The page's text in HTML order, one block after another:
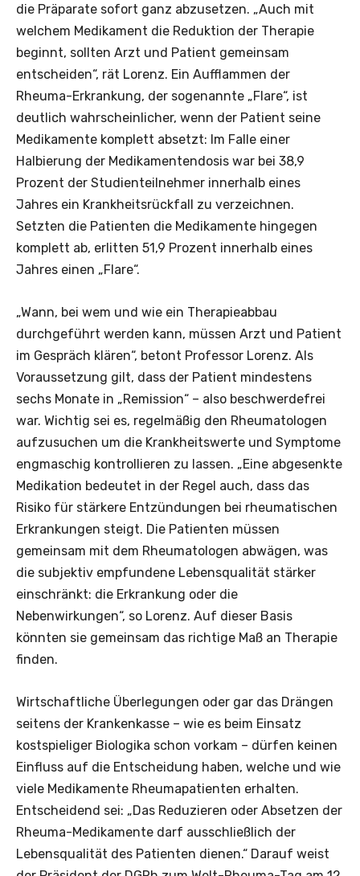
die Präparate sofort ganz abzusetzen. „Auch mit
welchem Medikament die Reduktion der Therapie
beginnt, sollten Arzt und Patient gemeinsam
entscheiden“, rät Lorenz. Ein Aufflammen der
Rheuma-Erkrankung, der sogenannte „Flare“, ist
deutlich wahrscheinlicher, wenn der Patient seine
Medikamente komplett absetzt: Im Falle einer
Halbierung der Medikamentendosis war bei 38,9
Prozent der Studienteilnehmer innerhalb eines
Jahres ein Krankheitsrückfall zu verzeichnen.
Setzten die Patienten die Medikamente hingegen
komplett ab, erlitten 51,9 Prozent innerhalb eines
Jahres einen „Flare“.
„Wann, bei wem und wie ein Therapieabbau
durchgeführt werden kann, müssen Arzt und Patient
im Gespräch klären“, betont Professor Lorenz. Als
Voraussetzung gilt, dass der Patient mindestens
sechs Monate in „Remission“ – also beschwerdefrei
war. Wichtig sei es, regelmäßig den Rheumatologen
aufzusuchen um die Krankheitswerte und Symptome
engmaschig kontrollieren zu lassen. „Eine abgesenkte
Medikation bedeutet in der Regel auch, dass das
Risiko für stärkere Entzündungen bei rheumatischen
Erkrankungen steigt. Die Patienten müssen
gemeinsam mit dem Rheumatologen abwägen, was
die subjektiv empfundene Lebensqualität stärker
einschränkt: die Erkrankung oder die
Nebenwirkungen“, so Lorenz. Auf dieser Basis
könnten sie gemeinsam das richtige Maß an Therapie
finden.
Wirtschaftliche Überlegungen oder gar das Drängen
seitens der Krankenkasse – wie es beim Einsatz
kostspieliger Biologika schon vorkam – dürfen keinen
Einfluss auf die Entscheidung haben, welche und wie
viele Medikamente Rheumapatienten erhalten.
Entscheidend sei: „Das Reduzieren oder Absetzen der
Rheuma-Medikamente darf ausschließlich der
Lebensqualität des Patienten dienen.“ Darauf weist